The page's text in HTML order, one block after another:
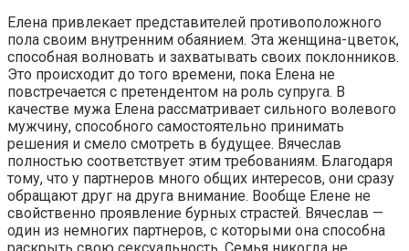
Елена привлекает представителей противоположного
пола своим внутренним обаянием. Эта женщина-цветок,
способная волновать и захватывать своих поклонников.
Это происходит до того времени, пока Елена не
повстречается с претендентом на роль супруга. В
качестве мужа Елена рассматривает сильного волевого
мужчину, способного самостоятельно принимать
решения и смело смотреть в будущее. Вячеслав
полностью соответствует этим требованиям. Благодаря
тому, что у партнеров много общих интересов, они сразу
обращают друг на друга внимание. Вообще Елене не
свойственно проявление бурных страстей. Вячеслав —
один из немногих партнеров, с которыми она способна
раскрыть свою сексуальность. Семья никогда не